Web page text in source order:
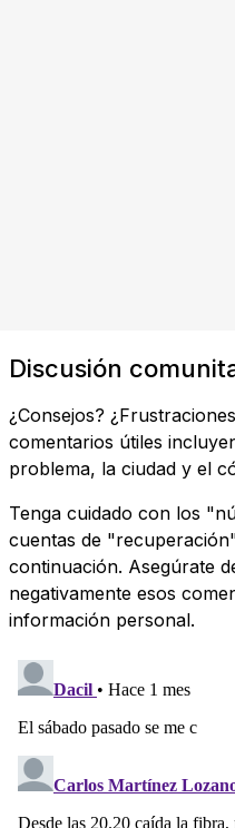
Discusión
¿Consejos?
comentarios útiles
problema, la ciudad y el
Tenga cuidado con los
cuentas de
continuación. Asegúrate
negativamente esos
información personal.